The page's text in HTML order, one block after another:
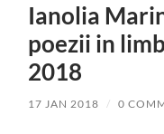
Ianolia
poezii in
2018
17 JAN 2018 / 0